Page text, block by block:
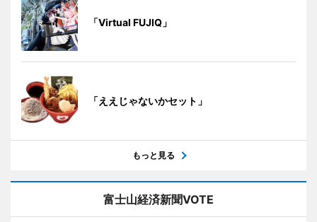
「Virtual FUJIQ」
「ええじゃないかセット」
もっと見る
富士山経済新聞VOTE